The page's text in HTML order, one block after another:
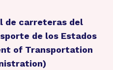
de carreteras del
de los Estados
of Transportation